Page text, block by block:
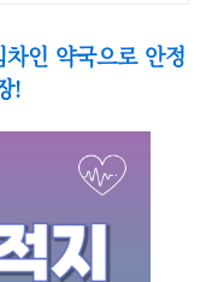
인 약국으로 안정
!